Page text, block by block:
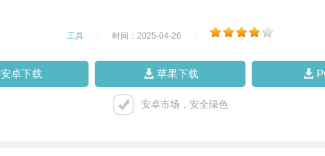
工具 时间：2025-04-26
安卓下载 苹果下载
安卓市场，安全绿色